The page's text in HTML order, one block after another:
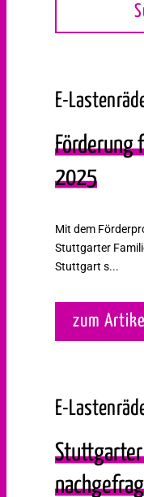
E-
Förderung
2025
Mit dem
Stuttgarter
Stuttgart s...
zum Artikel
E-